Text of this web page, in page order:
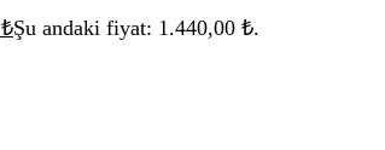
₺Şu andaki fiyat: 1.440,00 ₺.